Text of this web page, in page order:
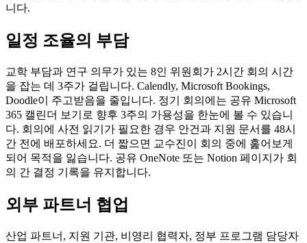
니다.
일정 조율의 부담
교학 부담과 연구 의무가 있는 8인 위원회가 2시간 회의 시간
을 잡는 데 3주가 걸립니다. Calendly, Microsoft Bookings,
Doodle이 주고받음을 줄입니다. 정기 회의에는 공유 Microsoft
365 캘린더 보기로 향후 3주의 가용성을 한눈에 볼 수 있습니
다. 회의에 사전 읽기가 필요한 경우 안건과 지원 문서를 48시
간 전에 배포하세요. 더 짧으면 교수진이 회의 중에 훑어보게
되어 목적을 잃습니다. 공유 OneNote 또는 Notion 페이지가 회
의 간 결정 기록을 유지합니다.
외부 파트너 협업
산업 파트너, 지원 기관, 비영리 협력자, 정부 프로그램 담당자